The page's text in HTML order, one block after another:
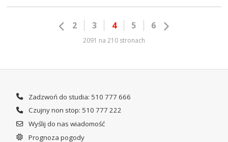
2 3 4 5 6
2091 na 210 stronach
Zadzwoń do studia: 510 777 666
Czujny non stop: 510 777 222
Wyślij do nas wiadomość
Prognoza pogody